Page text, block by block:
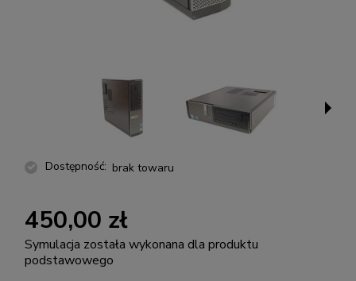
Dostępność: brak towaru
450,00 zł
Symulacja została wykonana dla produktu
podstawowego